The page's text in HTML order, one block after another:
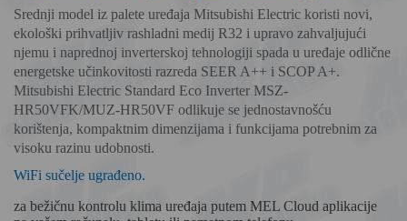
Srednji model iz palete uređaja Mitsubishi Electric koristi novi,
ekološki prihvatljiv rashladni medij R32 i upravo zahvaljujući
njemu i naprednoj inverterskoj tehnologiji spada u uređaje odlične
energetske učinkovitosti razreda SEER A++ i SCOP A+.
Mitsubishi Electric Standard Eco Inverter MSZ-
HR50VFK/MUZ-HR50VF odlikuje se jednostavnošću
korištenja, kompaktnim dimenzijama i funkcijama potrebnim za
visoku razinu udobnosti.
WiFi sučelje ugrađeno.
za bežičnu kontrolu klima uređaja putem MEL Cloud aplikacije